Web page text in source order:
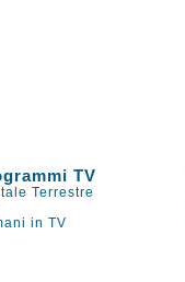
TV
Terrestre
in TV